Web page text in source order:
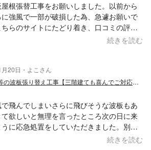
根張替工事をお願いしました。以前から
強風で一部が破損した為、急遽お願いで
らのサイトにたどり着き、口コミの評価
んにお願いしました。問い合わせにすぐに
こと、連絡の迅速さ、やり取りを通じて
おいて安心できる方だと思います。また屋
いしたいです。
続きを読む
20日・よこさん
【年中無休】バルコニー等の波板張り替え工事【三階建ても喜んでご対応いたします】
飛んでしまいさらに飛びそうな波板もあ
欲しいと無理を言ったところ次の日に来
に応急処置をしていただきました。別日
えをしていただいたのですが、雨どいの掃
続きを読む